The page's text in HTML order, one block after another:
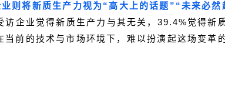
则将新质生产力视为“高大上的话题”“未来必
企业觉得新质生产力与其无关，39.4%觉得新
前的技术与市场环境下，难以扮演起这场变革